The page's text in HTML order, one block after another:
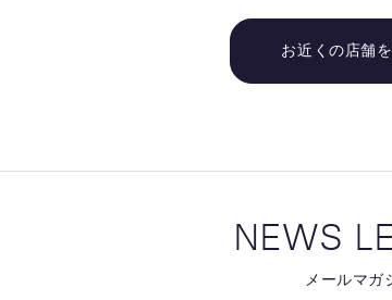
お近くの店舗
NEWS
メールマガ